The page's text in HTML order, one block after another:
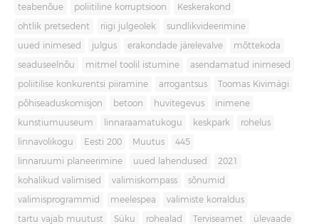
teabenõue poliitiline korruptsioon Keskerakond
ohtlik pretsedent riigi julgeolek sundlikvideerimine
uued inimesed julgus erakondade järelevalve mõttekoda
seaduseelnõu mitmel toolil istumine asendamatud inimesed
poliitilise konkurentsi piiramine arrogantsus Toomas Kivimägi
põhiseaduskomisjon betoon huvitegevus inimene
kunstiumuuseum linnaraamatukogu keskpark rohelus
linnavolikogu Eesti 200 Muutus 445
linnaruumi planeerimine uued lahendused 2021
kohalikud valimised valimiskompass sõnumid
valimisprogrammid meelespea valimiste korraldus
tartu vajab muutust Süku rohealad Terviseamet ülevaade